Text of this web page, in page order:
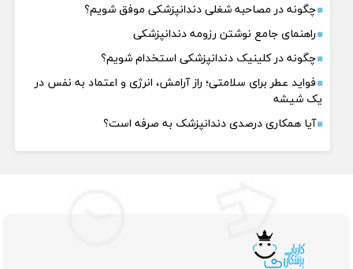
چگونه در مصاحبه شغلی دندانپزشکی موفق شویم؟
راهنمای جامع نوشتن رزومه دندانپزشکی
چگونه در کلینیک دندانپزشکی استخدام شویم؟
فواید عطر برای سلامتی؛ راز آرامش، انرژی و اعتماد به نفس در
یک شیشه
آیا همکاری درصدی دندانپزشک به صرفه است؟